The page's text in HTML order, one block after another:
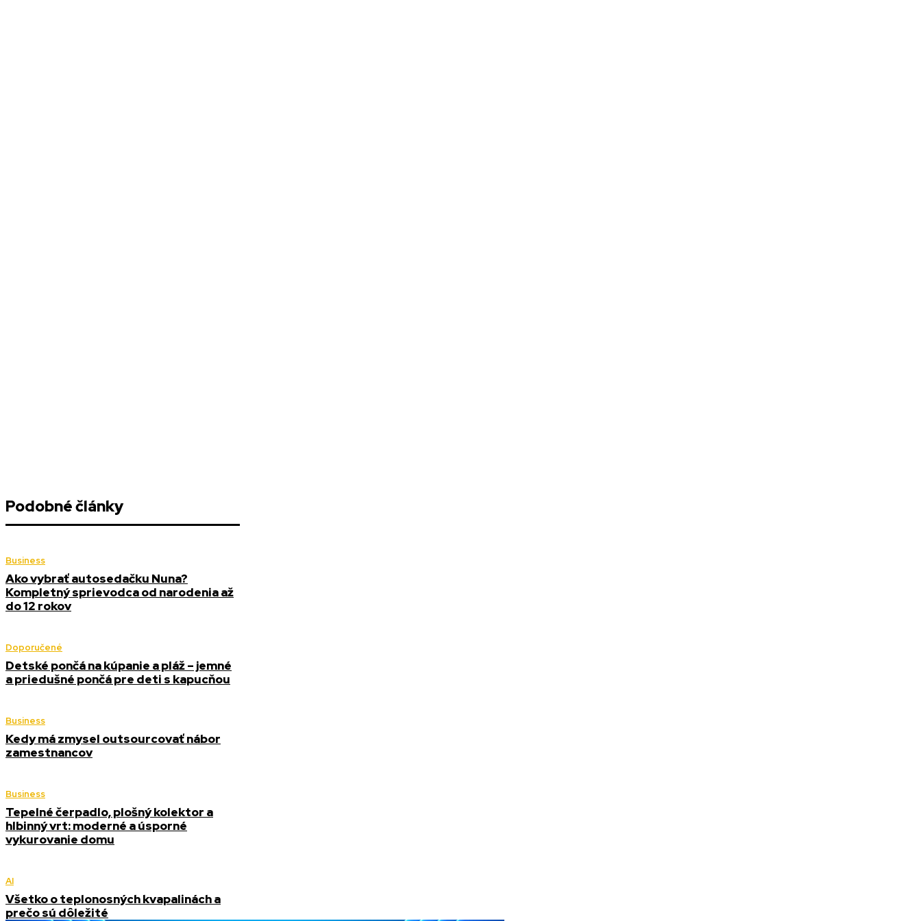
Podobné články
Business
Ako vybrať autosedačku Nuna?
Kompletný sprievodca od narodenia až
do 12 rokov
Doporučené
Detské pončá na kúpanie a pláž – jemné
a priedušné pončá pre deti s kapucňou
Business
Kedy má zmysel outsourcovať nábor
zamestnancov
Business
Tepelné čerpadlo, plošný kolektor a
hlbinný vrt: moderné a úsporné
vykurovanie domu
AI
Všetko o teplonosných kvapalinách a
prečo sú dôležité